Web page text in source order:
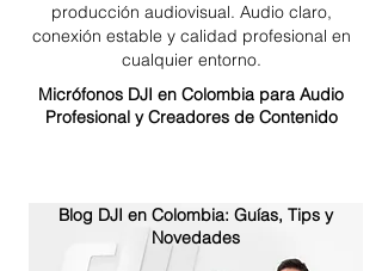
producción audiovisual. Audio claro,
conexión estable y calidad profesional en
cualquier entorno.
Micrófonos DJI en Colombia para Audio
Profesional y Creadores de Contenido
Blog DJI en Colombia: Guías, Tips y
Novedades